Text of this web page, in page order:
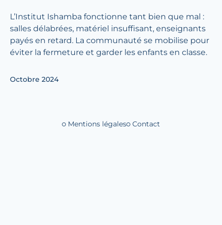
L’Institut Ishamba fonctionne tant bien que mal :
salles délabrées, matériel insuffisant, enseignants
payés en retard. La communauté se mobilise pour
éviter la fermeture et garder les enfants en classe.
Octobre 2024
Liens de bas de
Mentions légales Contact